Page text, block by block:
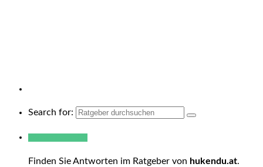
Search for:
Finden Sie Antworten im Ratgeber von hukendu.at.